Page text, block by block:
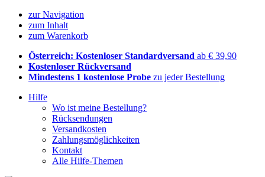
zur Navigation
zum Inhalt
zum Warenkorb
Österreich: Kostenloser Standardversand ab € 39,90
Kostenloser Rückversand
Mindestens 1 kostenlose Probe zu jeder Bestellung
Hilfe
Wo ist meine Bestellung?
Rücksendungen
Versandkosten
Zahlungsmöglichkeiten
Kontakt
Alle Hilfe-Themen